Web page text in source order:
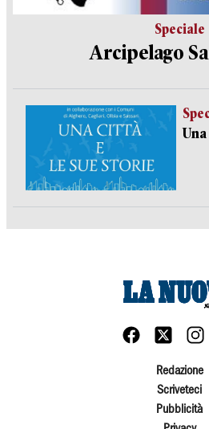
Speciale
Arcipelago
Redazione
Scriveteci
Pubblicità